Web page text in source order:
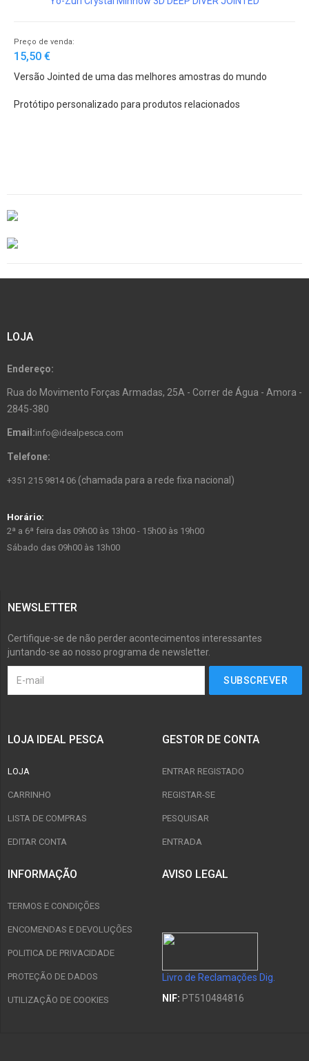
Preço de venda:
15,50 €
Versão Jointed de uma das melhores amostras do mundo
Protótipo personalizado para produtos relacionados
LOJA
Endereço:
Rua do Movimento Forças Armadas, 25A - Correr de Água - Amora -
2845-380
Email:info@idealpesca.com
Telefone:
+351 215 9814 06 (chamada para a rede fixa nacional)
Horário:
2ª a 6ª feira das 09h00 às 13h00 - 15h00 às 19h00
Sábado das 09h00 às 13h00
NEWSLETTER
Certifique-se de não perder acontecimentos interessantes
juntando-se ao nosso programa de newsletter.
LOJA IDEAL PESCA
LOJA
CARRINHO
LISTA DE COMPRAS
EDITAR CONTA
GESTOR DE CONTA
ENTRAR REGISTADO
REGISTAR-SE
PESQUISAR
ENTRADA
INFORMAÇÃO
TERMOS E CONDIÇÕES
ENCOMENDAS E DEVOLUÇÕES
POLITICA DE PRIVACIDADE
PROTEÇÃO DE DADOS
UTILIZAÇÃO DE COOKIES
AVISO LEGAL
Livro de Reclamações Dig.
NIF: PT510484816